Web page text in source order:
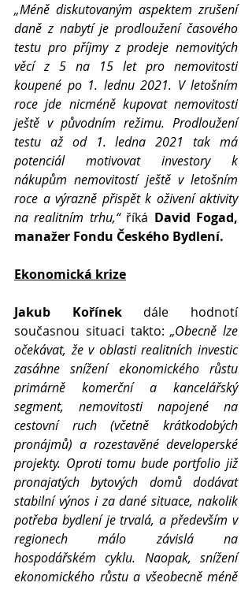
„Méně diskutovaným aspektem zrušení
daně z nabytí je prodloužení časového
testu pro příjmy z prodeje nemovitých
věcí z 5 na 15 let pro nemovitosti
koupené po 1. lednu 2021. V letošním
roce jde nicméně kupovat nemovitosti
ještě v původním režimu. Prodloužení
testu až od 1. ledna 2021 tak má
potenciál motivovat investory k
nákupům nemovitostí ještě v letošním
roce a výrazně přispět k oživení aktivity
na realitním trhu,“ říká David Fogad,
manažer Fondu Českého Bydlení.
Ekonomická krize
Jakub Kořínek dále hodnotí
současnou situaci takto: „Obecně lze
očekávat, že v oblasti realitních investic
zasáhne snížení ekonomického růstu
primárně komerční a kancelářský
segment, nemovitosti napojené na
cestovní ruch (včetně krátkodobých
pronájmů) a rozestavěné developerské
projekty. Oproti tomu bude portfolio již
pronajatých bytových domů dodávat
stabilní výnos i za dané situace, nakolik
potřeba bydlení je trvalá, a především v
regionech málo závislá na
hospodářském cyklu. Naopak, snížení
ekonomického růstu a všeobecně méně